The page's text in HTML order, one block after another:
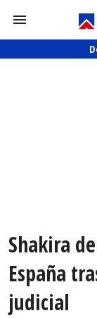
Shakira
España
judicial